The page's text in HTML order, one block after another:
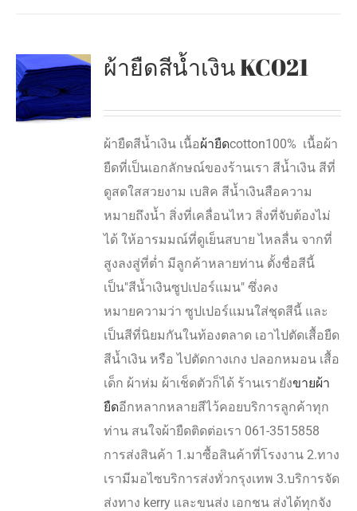
ผ้ายืดสีน้ำเงิน KC021
ผ้ายืดสีน้ำเงิน เนื้อผ้ายืดcotton100% เนื้อผ้า
ยืดที่เป็นเอกลักษณ์ของร้านเรา สีน้ำเงิน สีที่
ดูสดใสสวยงาม เบสิค สีน้ำเงินสือความ
หมายถึงน้ำ สิ่งที่เคลื่อนไหว สิ่งที่จับต้องไม่
ได้ ให้อารมมณ์ที่ดูเย็นสบาย ไหลลื่น จากที่
สูงลงสู่ที่ต่ำ มีลูกค้าหลายท่าน ตั้งชื่อสีนี้
เป็น"สีน้ำเงินซูปเปอร์แมน" ซึ่งคง
หมายความว่า ซูปเปอร์แมนใส่ชุดสีนี้ และ
เป็นสีที่นิยมกันในท้องตลาด เอาไปตัดเสื้อยืด
สีน้ำเงิน หรือ ไปตัดกางเกง ปลอกหมอน เสื้อ
เด็ก ผ้าห่ม ผ้าเช็ดตัวก็ได้ ร้านเรายังขายผ้า
ยืดอีกหลากหลายสีไว้คอยบริการลูกค้าทุก
ท่าน สนใจผ้ายืดติดต่อเรา 061-3515858
การส่งสินค้า 1.มาซื้อสินค้าที่โรงงาน 2.ทาง
เรามีมอไซบริการส่งทั่วกรุงเทพ 3.บริการจัด
ส่งทาง kerry และขนส่ง เอกชน ส่งได้ทุกจัง